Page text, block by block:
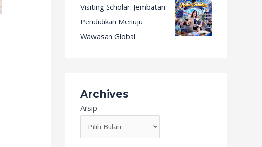
Visiting Scholar: Jembatan
Pendidikan Menuju
Wawasan Global
Archives
Arsip